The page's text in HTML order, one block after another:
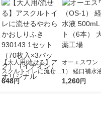
【大人用/流せる】ア
スクルトイレに流せる
やわらかおしりふき 9
648円
オーエスワン
1） 経口補水
L 1セット（6
1,260円